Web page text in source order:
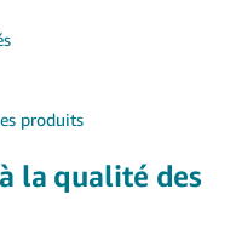
produits
la qualité des